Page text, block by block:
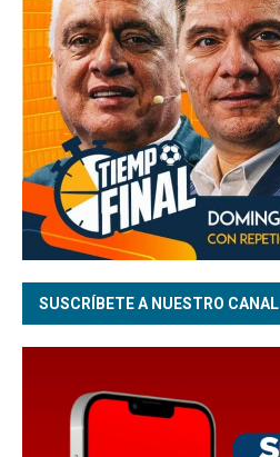
SUSCRÍBETE A NUESTRO CANAL